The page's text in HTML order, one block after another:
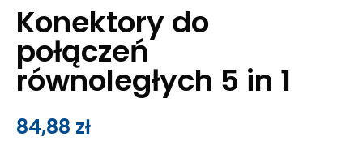
Konektory do
połączeń
równoległych 5 in 1
84,88 zł